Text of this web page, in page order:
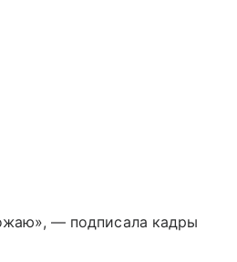
— подписала кадры